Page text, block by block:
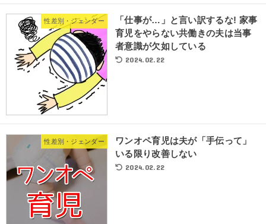
性差別・ジェンダー
「仕事が…」と言い訳するな! 家事
育児をやらない共働きの夫は当事
者意識が欠如している
2024.02.22
性差別・ジェンダー
ワンオペ育児は夫が「手伝って」
いる限り改善しない
2024.02.22